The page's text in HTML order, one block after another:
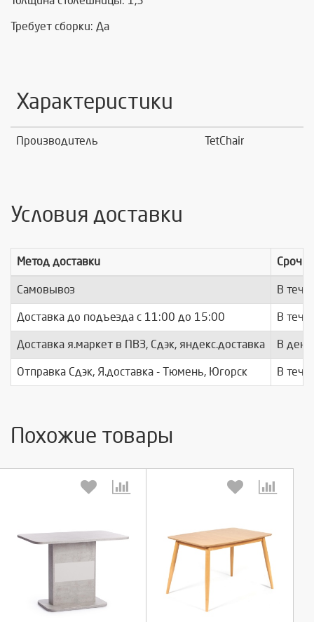
Требует сборки: Да
Характеристики
Производитель TetChair
Условия доставки
Метод доставки
Самовывоз В
Доставка до подъезда c 11:00 до 15:00 В
Доставка я.маркет в ПВЗ, Сдэк, яндекс.доставка В день
Отправка Сдэк, Я.доставка - Тюмень, Югорск В
Похожие товары
Выберите количество: Выберите количество: